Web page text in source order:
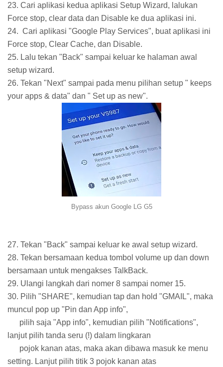
23. Cari aplikasi kedua aplikasi Setup Wizard, lalukan
Force stop, clear data dan Disable ke dua aplikasi ini.
24. Cari aplikasi "Google Play Services", buat aplikasi ini
Force stop, Clear Cache, dan Disable.
25. Lalu tekan "Back" sampai keluar ke halaman awal
setup wizard.
26. Tekan "Next" sampai pada menu pilihan setup " keeps
your apps & data" dan " Set up as new".
Bypass akun Google LG G5
27. Tekan "Back" sampai keluar ke awal setup wizard.
28. Tekan bersamaan kedua tombol volume up dan down
bersamaan untuk mengakses TalkBack.
29. Ulangi langkah dari nomer 8 sampai nomer 15.
30. Pilih "SHARE", kemudian tap dan hold "GMAIL", maka
muncul pop up "Pin dan App info",
pilih saja "App info", kemudian pilih "Notifications",
lanjut pilih tanda seru (!) dalam lingkaran
pojok kanan atas, maka akan dibawa masuk ke menu
setting. Lanjut pilih titik 3 pojok kanan atas